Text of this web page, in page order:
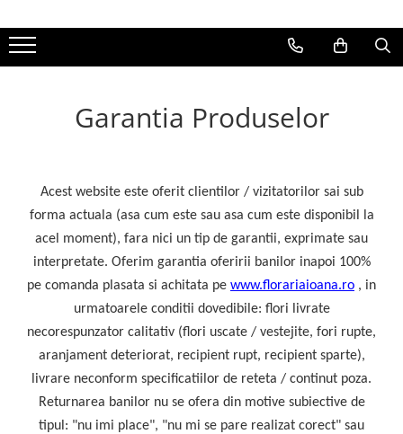
Buchete de trandafiri
Buchete trandafiri galbeni
Buchete trandafiri roz
Buchete frezii
Buchete mixte
Aranjamente florale in cosuri
Flori pentru mama
Flori pentru iubita
Flori pentru bunica
Flori de Sf Mihail si Gavril
Aranjamente Craciun
Flori de Sf Valentin
Ursuleti din tandafiri
Garantia Produselor
Acest website este oferit clientilor / vizitatorilor sai sub
forma actuala (asa cum este sau asa cum este disponibil la
acel moment), fara nici un tip de garantii, exprimate sau
interpretate. Oferim garantia oferirii banilor inapoi 100%
pe comanda plasata si achitata pe www.florariaioana.ro , in
urmatoarele conditii dovedibile: flori livrate
necorespunzator calitativ (flori uscate / vestejite, fori rupte,
aranjament deteriorat, recipient rupt, recipient sparte),
livrare neconform specificatiilor de reteta / continut poza.
Returnarea banilor nu se ofera din motive subiective de
tipul: "nu imi place", "nu mi se pare realizat corect" sau